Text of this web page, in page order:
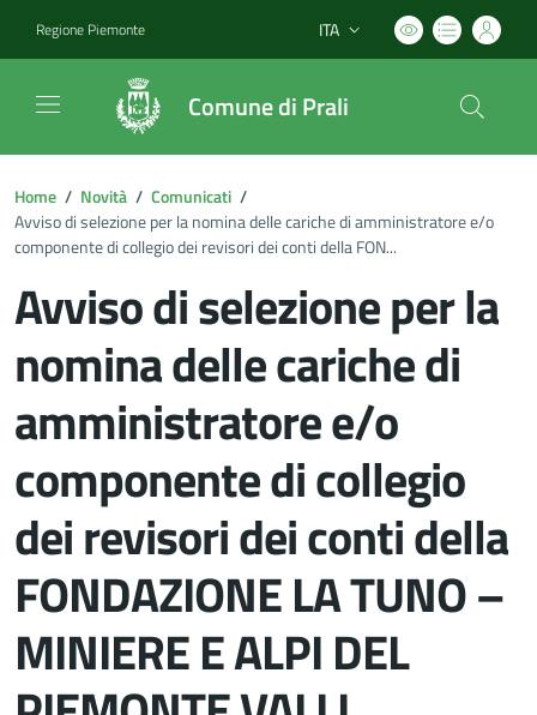
Regione Piemonte Lingua attiva:
ITA
Comune di Prali
Home / Novità / Comunicati /
Avviso di selezione per la nomina delle cariche di amministratore e/o
componente di collegio dei revisori dei conti della FON...
Avviso di selezione per la
nomina delle cariche di
amministratore e/o
componente di collegio
dei revisori dei conti della
FONDAZIONE LA TUNO –
MINIERE E ALPI DEL